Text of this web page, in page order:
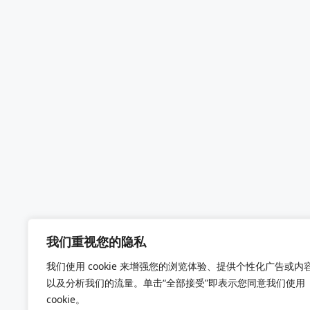
我们重视您的隐私
我们使用 cookie 来增强您的浏览体验、提供个性化广告或内
以及分析我们的流量。单击“全部接受”即表示您同意我们使用
cookie。